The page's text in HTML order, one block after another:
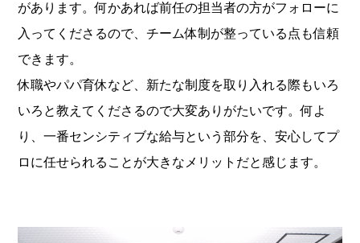
があります。何かあれば前任の担当者の方がフォローに
入ってくださるので、チーム体制が整っている点も信頼
できます。
休職やパパ育休など、新たな制度を取り入れる際もいろ
いろと教えてくださるので大変ありがたいです。何よ
り、一番センシティブな給与という部分を、安心してプ
ロに任せられることが大きなメリットだと感じます。